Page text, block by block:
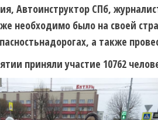
Автоинструктор СПб,
необходимо было на своей
а также
приняли участие 10762